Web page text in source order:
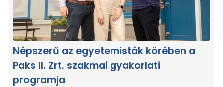
Népszerű az egyetemisták körében a
Paks II. Zrt. szakmai gyakorlati
programja